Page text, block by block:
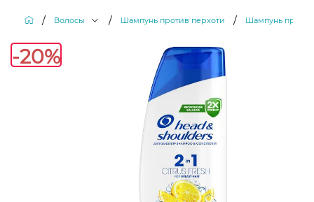
/ Волосы / Шампунь против перхоти / Шампунь против
-20%